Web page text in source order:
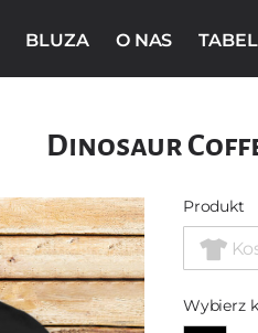
BLUZA O NAS
Dinosaur
Produkt
Wybierz